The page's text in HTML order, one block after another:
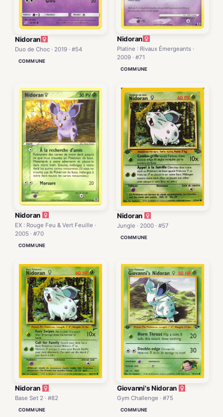
Nidoran
Duo de Choc · 2019 · #54
COMMUNE
Nidoran
Platine : Rivaux Émergeants ·
2009 · #71
COMMUNE
Nidoran
EX : Rouge Feu & Vert Feuille ·
2005 · #70
COMMUNE
Nidoran
Jungle · 2000 · #57
COMMUNE
Nidoran
Base Set 2 · #82
COMMUNE
Giovanni's Nidoran
Gym Challenge · #75
COMMUNE